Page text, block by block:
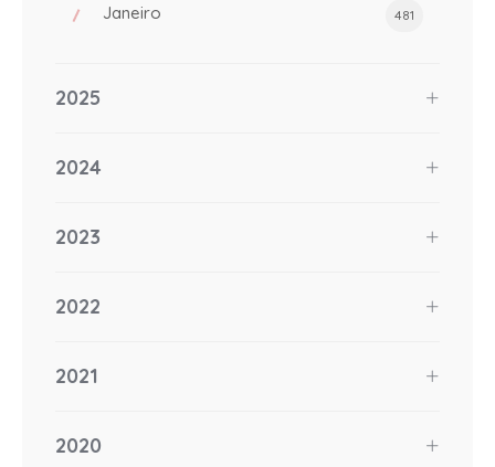
Janeiro 481
2025
2024
2023
2022
2021
2020